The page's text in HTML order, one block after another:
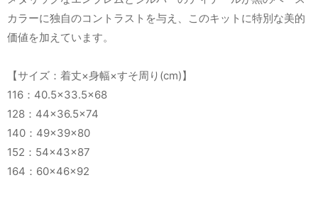
カラーに独自のコントラストを与え、このキットに特別な美的
価値を加えています。
【サイズ：着丈×身幅×すそ周り(cm)】
116：40.5×33.5×68
128：44×36.5×74
140：49×39×80
152：54×43×87
164：60×46×92